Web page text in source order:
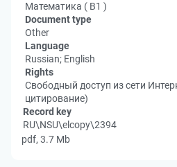
Математика ( В1 )
Document type
Other
Language
Russian; English
Rights
Свободный доступ из сети
цитирование)
Record key
RU\NSU\elcopy\2394
pdf, 3.7 Mb